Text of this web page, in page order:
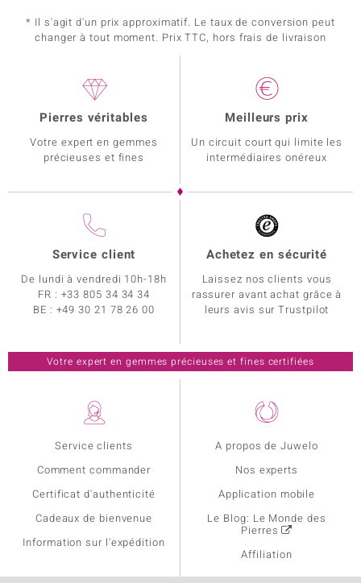
* Il s'agit d'un prix approximatif. Le taux de conversion peut
changer à tout moment. Prix TTC, hors frais de livraison
Service clients
Comment commander
Certificat d'authenticité
Cadeaux de bienvenue
Information sur l'expédition
A propos de Juwelo
Nos experts
Application mobile
Le Blog: Le Monde des
Pierres
Affiliation
Pierres véritables
Votre expert en gemmes
précieuses et fines
Meilleurs prix
Un circuit court qui limite les
intermédiaires onéreux
Service client
De lundi à vendredi 10h-18h
FR : +33 805 34 34 34
BE : +49 30 21 78 26 00
Achetez en sécurité
Laissez nos clients vous
rassurer avant achat grâce à
leurs avis sur Trustpilot
Votre expert en gemmes précieuses et fines certifiées